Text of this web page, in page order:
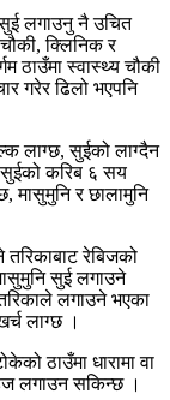
सुई लगाउनु नै उचित
क्लिनिक र
ठाउँमा स्वास्थ्य चौकी
गरेर ढिलो भएपनि
लाग्छ, सुईको लाग्दैन
सुईको करिब ६ सय
मासुमुनि र छालामुनि
रेबिजको
सुई लगाउने
लगाउने भएका
लाग्छ ।
ठाउँमा धारामा वा
लगाउन सकिन्छ ।